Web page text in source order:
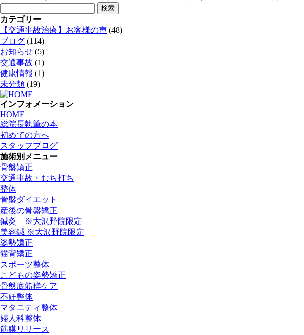
検
索:
カテゴリー
【交通事故治療】お客様の声 (48)
ブログ (114)
お知らせ (5)
交通事故 (1)
健康情報 (1)
未分類 (19)
インフォメーション
HOME
総院長執筆の本
初めての方へ
スタッフブログ
施術別メニュー
骨盤矯正
交通事故・むち打ち
整体
骨盤ダイエット
産後の骨盤矯正
鍼灸 ※大沢野院限定
美容鍼 ※大沢野院限定
姿勢矯正
猫背矯正
スポーツ整体
こどもの姿勢矯正
骨盤底筋群ケア
不妊整体
マタニティ整体
婦人科整体
筋膜リリース